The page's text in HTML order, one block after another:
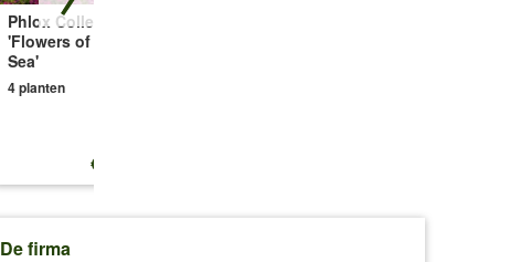
Phlox Collectie
'Flowers of the
Sea'
4 planten
€ 13,25
De firma